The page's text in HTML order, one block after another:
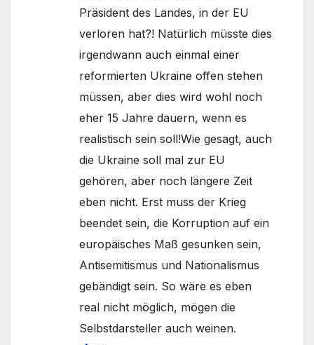
Präsident des Landes, in der EU
verloren hat?! Natürlich müsste dies
irgendwann auch einmal einer
reformierten Ukraine offen stehen
müssen, aber dies wird wohl noch
eher 15 Jahre dauern, wenn es
realistisch sein soll!Wie gesagt, auch
die Ukraine soll mal zur EU
gehören, aber noch längere Zeit
eben nicht. Erst muss der Krieg
beendet sein, die Korruption auf ein
europäisches Maß gesunken sein,
Antisemitismus und Nationalismus
gebändigt sein. So wäre es eben
real nicht möglich, mögen die
Selbstdarsteller auch weinen.